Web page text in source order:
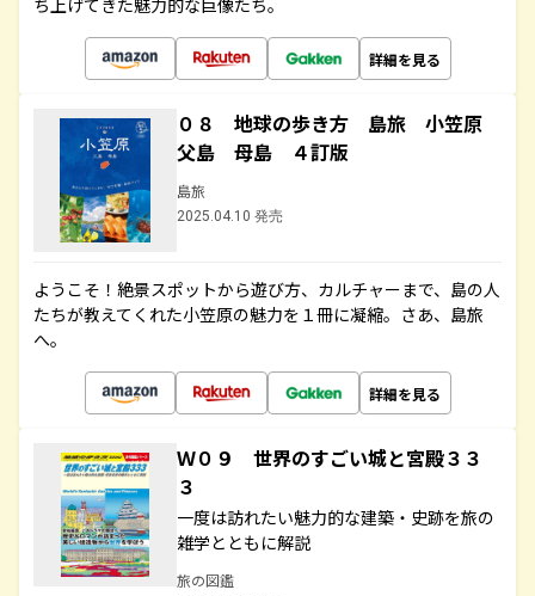
ち上げてきた魅力的な巨像たち。
詳細を見る
０８ 地球の歩き方 島旅 小笠原
父島 母島 ４訂版
島旅
2025.04.10 発売
ようこそ！絶景スポットから遊び方、カルチャーまで、島の人
たちが教えてくれた小笠原の魅力を１冊に凝縮。さあ、島旅
へ。
詳細を見る
Ｗ０９ 世界のすごい城と宮殿３３
３
一度は訪れたい魅力的な建築・史跡を旅の
雑学とともに解説
旅の図鑑